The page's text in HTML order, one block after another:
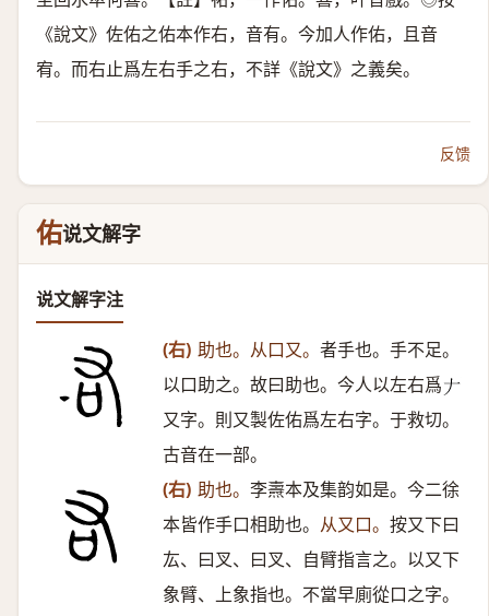
《說文》佐佑之佑本作右，音有。今加人作佑，且音
宥。而右止爲左右手之右，不詳《說文》之義矣。
反馈
佑说文解字
说文解字注
(右) 助也。从口又。 者手也。手不足。
以口助之。故曰助也。今人以左右爲𠂇
又字。則又製佐佑爲左右字。于救切。
古音在一部。
(右) 助也。 李燾本及集韵如是。今二徐
本皆作手口相助也。 从又口。 按又下曰
厷、曰叉、曰叉、自臂指言之。以又下
象臂、上象指也。不當早廁從口之字。